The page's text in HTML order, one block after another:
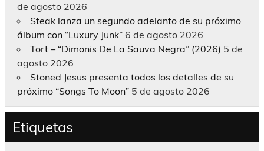
de agosto 2026
Steak lanza un segundo adelanto de su próximo
álbum con “Luxury Junk” 6 de agosto 2026
Tort – “Dimonis De La Sauva Negra” (2026) 5 de
agosto 2026
Stoned Jesus presenta todos los detalles de su
próximo “Songs To Moon” 5 de agosto 2026
Etiquetas